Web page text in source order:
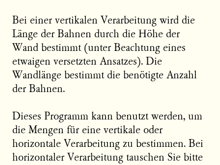
Bei einer vertikalen Verarbeitung wird die
Länge der Bahnen durch die Höhe der
Wand bestimmt (unter Beachtung eines
etwaigen versetzten Ansatzes). Die
Wandlänge bestimmt die benötigte Anzahl
der Bahnen.
Dieses Programm kann benutzt werden, um
die Mengen für eine vertikale oder
horizontale Verarbeitung zu bestimmen. Bei
horizontaler Verarbeitung tauschen Sie bitte